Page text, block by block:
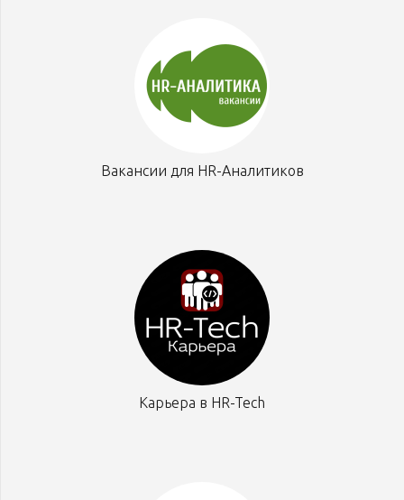
Вакансии для HR-Аналитиков
Карьера в HR-Tech